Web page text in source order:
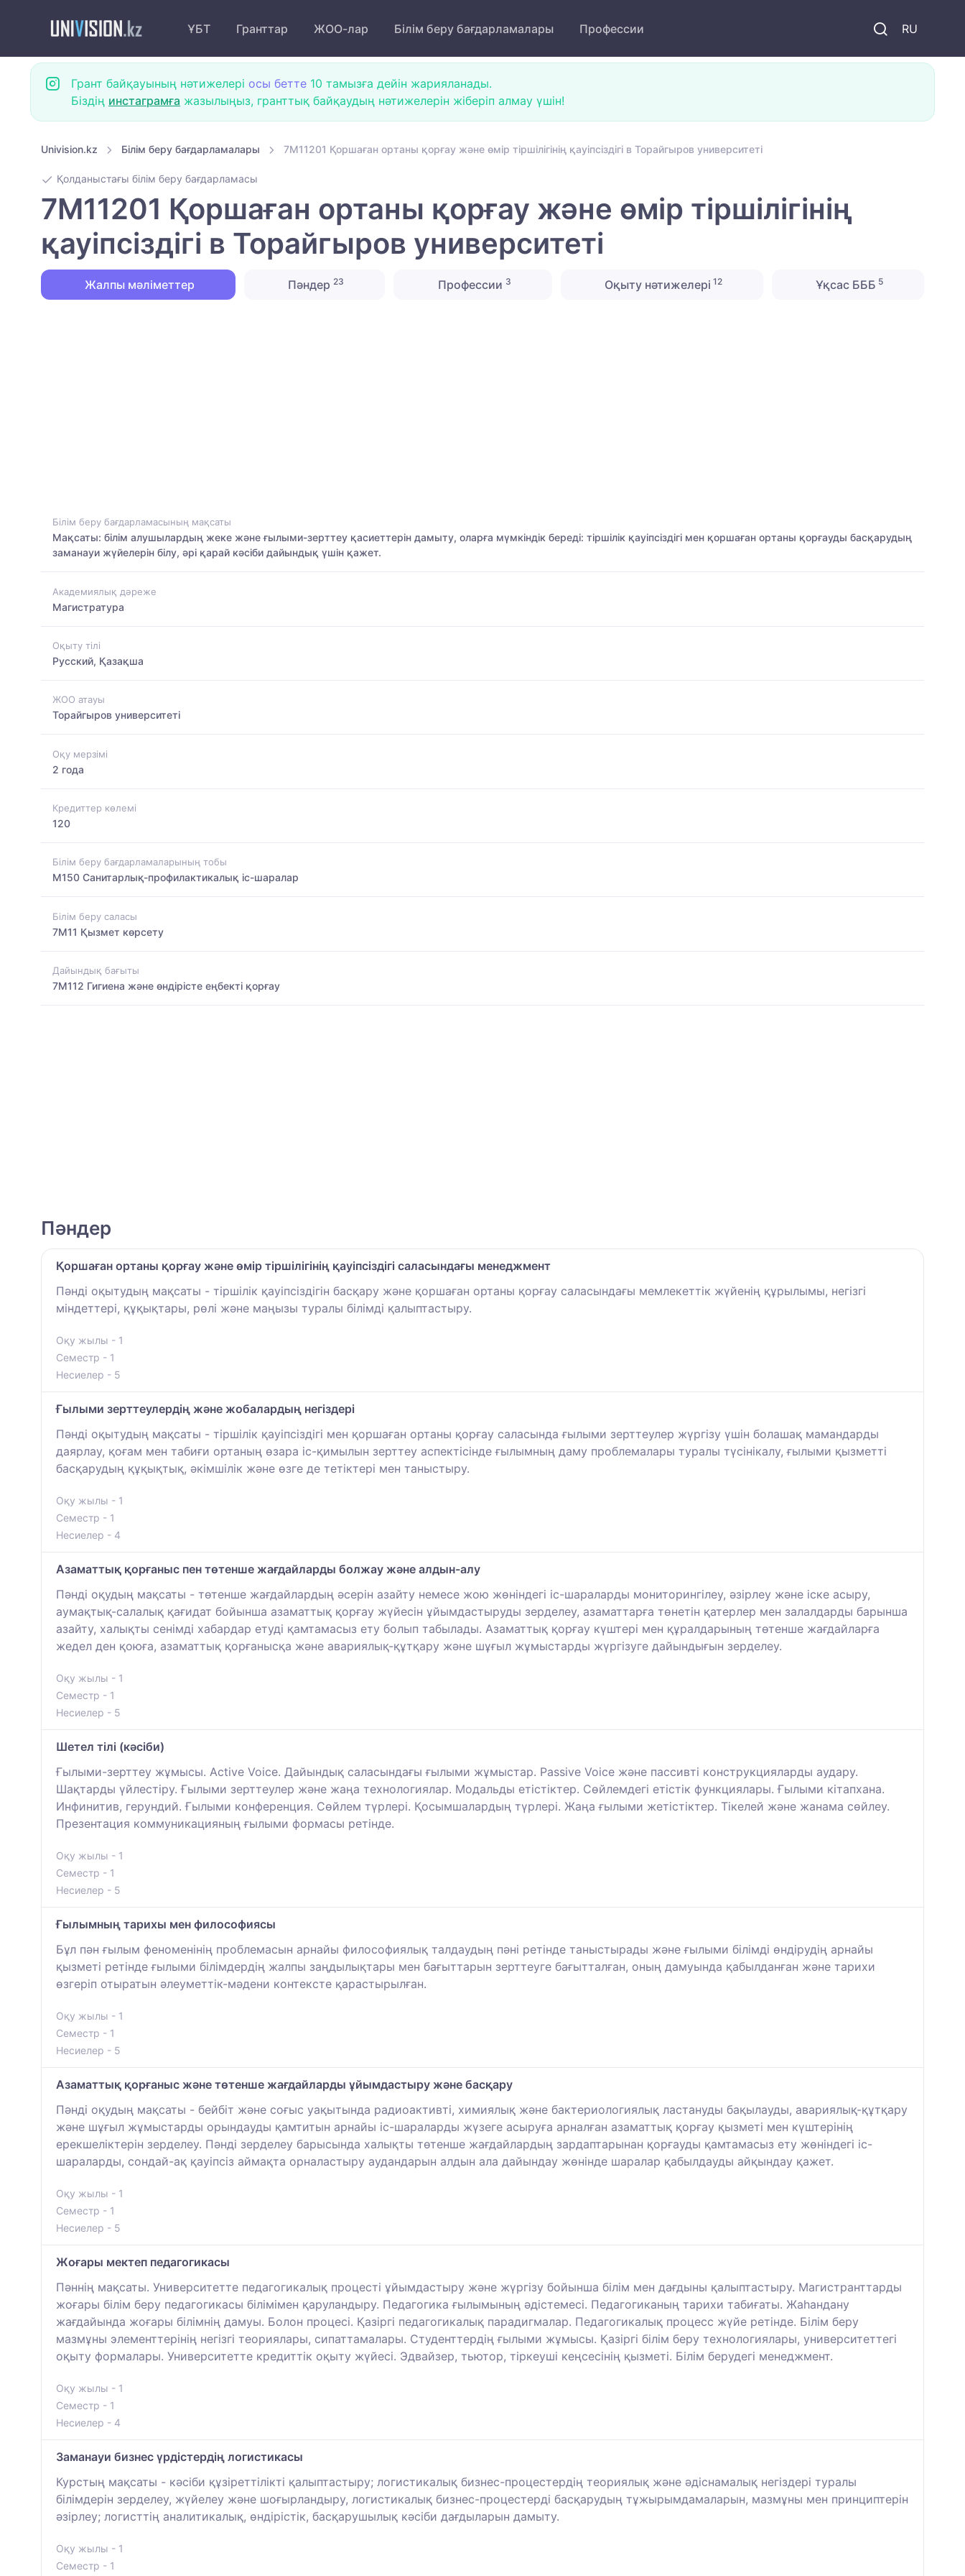
RU
ҰБТ Гранттар ЖОО-лар Білім беру бағдарламалары Профессии
Грант байқауының нәтижелері осы бетте 10 тамызға дейін жарияланады.
Біздің инстаграмға жазылыңыз, гранттық байқаудың нәтижелерін жіберіп алмау үшін!
Univision.kz Білім беру бағдарламалары 7M11201 Қоршаған ортаны қорғау және өмір тіршілігінің қауіпсіздігі в Торайгыров университеті
Қолданыстағы білім беру бағдарламасы
7M11201 Қоршаған ортаны қорғау және өмір тіршілігінің
қауіпсіздігі в Торайгыров университеті
Жалпы мәліметтер Пәндер23 Профессии 3 Оқыту нәтижелері 12 Ұқсас БББ 5
Білім беру бағдарламасының мақсаты
Мақсаты: білім алушылардың жеке және ғылыми-зерттеу қасиеттерін дамыту, оларға мүмкіндік береді: тіршілік қауіпсіздігі мен қоршаған ортаны қорғауды басқарудың
заманауи жүйелерін білу, әрі қарай кәсіби дайындық үшін қажет.
Академиялық дәреже
Магистратура
Оқыту тілі
Русский, Қазақша
ЖОО атауы
Торайгыров университеті
Оқу мерзімі
2 года
Кредиттер көлемі
120
Білім беру бағдарламаларының тобы
M150 Санитарлық-профилактикалық іс-шаралар
Білім беру саласы
7M11 Қызмет көрсету
Дайындық бағыты
7M112 Гигиена және өндірісте еңбекті қорғау
Пәндер
Қоршаған ортаны қорғау және өмір тіршілігінің қауіпсіздігі саласындағы менеджмент
Пәнді оқытудың мақсаты - тіршілік қауіпсіздігін басқару және қоршаған ортаны қорғау саласындағы мемлекеттік жүйенің құрылымы, негізгі
міндеттері, құқықтары, рөлі және маңызы туралы білімді қалыптастыру.
Оқу жылы - 1
Семестр - 1
Несиелер - 5
Ғылыми зерттеулердің және жобалардың негіздері
Пәнді оқытудың мақсаты - тіршілік қауіпсіздігі мен қоршаған ортаны қорғау саласында ғылыми зерттеулер жүргізу үшін болашақ мамандарды
даярлау, қоғам мен табиғи ортаның өзара іс-қимылын зерттеу аспектісінде ғылымның даму проблемалары туралы түсінікалу, ғылыми қызметті
басқарудың құқықтық, әкімшілік және өзге де тетіктері мен таныстыру.
Оқу жылы - 1
Семестр - 1
Несиелер - 4
Азаматтық қорғаныс пен төтенше жағдайларды болжау және алдын-алу
Пәнді оқудың мақсаты - төтенше жағдайлардың әсерін азайту немесе жою жөніндегі іс-шараларды мониторингілеу, әзірлеу және іске асыру,
аумақтық-салалық қағидат бойынша азаматтық қорғау жүйесін ұйымдастыруды зерделеу, азаматтарға төнетін қатерлер мен залалдарды барынша
азайту, халықты сенімді хабардар етуді қамтамасыз ету болып табылады. Азаматтық қорғау күштері мен құралдарының төтенше жағдайларға
жедел ден қоюға, азаматтық қорғанысқа және авариялық-құтқару және шұғыл жұмыстарды жүргізуге дайындығын зерделеу.
Оқу жылы - 1
Семестр - 1
Несиелер - 5
Шeтeл тілі (кәcіби)
Ғылыми-зерттеу жұмысы. Active Voice. Дайындық саласындағы ғылыми жұмыстар. Passive Voice және пассивті конструкцияларды аудару.
Шақтарды үйлестіру. Ғылыми зерттеулер және жаңа технологиялар. Модальды етістіктер. Сөйлемдегі етістік функциялары. Ғылыми кітапхана.
Инфинитив, герундий. Ғылыми конференция. Сөйлем түрлері. Қосымшалардың түрлері. Жаңа ғылыми жетістіктер. Тікелей және жанама сөйлеу.
Презентация коммуникацияның ғылыми формасы ретінде.
Оқу жылы - 1
Семестр - 1
Несиелер - 5
Ғылымның тарихы мен философиясы
Бұл пән ғылым феноменінің проблемасын арнайы философиялық талдаудың пәні ретінде таныстырады және ғылыми білімді өндірудің арнайы
қызметі ретінде ғылыми білімдердің жалпы заңдылықтары мен бағыттарын зерттеуге бағытталған, оның дамуында қабылданған және тарихи
өзгеріп отыратын әлеуметтік-мәдени контексте қарастырылған.
Оқу жылы - 1
Семестр - 1
Несиелер - 5
Азаматтық қорғаныс және төтенше жағдайларды ұйымдастыру және басқару
Пәнді оқудың мақсаты - бейбіт және соғыс уақытында радиоактивті, химиялық және бактериологиялық ластануды бақылауды, авариялық-құтқару
және шұғыл жұмыстарды орындауды қамтитын арнайы іс-шараларды жүзеге асыруға арналған азаматтық қорғау қызметі мен күштерінің
ерекшеліктерін зерделеу. Пәнді зерделеу барысында халықты төтенше жағдайлардың зардаптарынан қорғауды қамтамасыз ету жөніндегі іс-
шараларды, сондай-ақ қауіпсіз аймақта орналастыру аудандарын алдын ала дайындау жөнінде шаралар қабылдауды айқындау қажет.
Оқу жылы - 1
Семестр - 1
Несиелер - 5
Жоғары мектеп педагогикасы
Пәннің мақсаты. Университетте педагогикалық процесті ұйымдастыру және жүргізу бойынша білім мен дағдыны қалыптастыру. Магистранттарды
жоғары білім беру педагогикасы білімімен қаруландыру. Педагогика ғылымының әдістемесі. Педагогиканың тарихи табиғаты. Жаһандану
жағдайында жоғары білімнің дамуы. Болон процесі. Қазіргі педагогикалық парадигмалар. Педагогикалық процесс жүйе ретінде. Білім беру
мазмұны элементтерінің негізгі теориялары, сипаттамалары. Студенттердің ғылыми жұмысы. Қазіргі білім беру технологиялары, университеттегі
оқыту формалары. Университетте кредиттік оқыту жүйесі. Эдвайзер, тьютор, тіркеуші кеңсесінің қызметі. Білім берудегі менеджмент.
Оқу жылы - 1
Семестр - 1
Несиелер - 4
Заманауи бизнес үрдістердің логистикасы
Курстың мақсаты - кәсіби құзіреттілікті қалыптастыру; логистикалық бизнес-процестердің теориялық және әдіснамалық негіздері туралы
білімдерін зерделеу, жүйелеу және шоғырландыру, логистикалық бизнес-процестерді басқарудың тұжырымдамаларын, мазмұны мен принциптерін
әзірлеу; логисттің аналитикалық, өндірістік, басқарушылық кәсіби дағдыларын дамыту.
Оқу жылы - 1
Семестр - 1